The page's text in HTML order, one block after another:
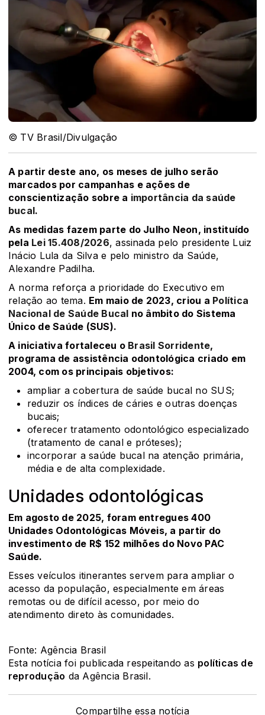
© TV Brasil/Divulgação
A partir deste ano, os meses de julho serão
marcados por campanhas e ações de
conscientização sobre a importância da saúde
bucal.
As medidas fazem parte do Julho Neon, instituído
pela Lei 15.408/2026, assinada pelo presidente Luiz
Inácio Lula da Silva e pelo ministro da Saúde,
Alexandre Padilha.
A norma reforça a prioridade do Executivo em
relação ao tema. Em maio de 2023, criou a Política
Nacional de Saúde Bucal no âmbito do Sistema
Único de Saúde (SUS).
A iniciativa fortaleceu o Brasil Sorridente,
programa de assistência odontológica criado em
2004, com os principais objetivos:
ampliar a cobertura de saúde bucal no SUS;
reduzir os índices de cáries e outras doenças
bucais;
oferecer tratamento odontológico especializado
(tratamento de canal e próteses);
incorporar a saúde bucal na atenção primária,
média e de alta complexidade.
Unidades odontológicas
Em agosto de 2025, foram entregues 400
Unidades Odontológicas Móveis, a partir do
investimento de R$ 152 milhões do Novo PAC
Saúde.
Esses veículos itinerantes servem para ampliar o
acesso da população, especialmente em áreas
remotas ou de difícil acesso, por meio do
atendimento direto às comunidades.
Fonte: Agência Brasil
Esta notícia foi publicada respeitando as políticas de
reprodução da Agência Brasil.
Compartilhe essa notícia